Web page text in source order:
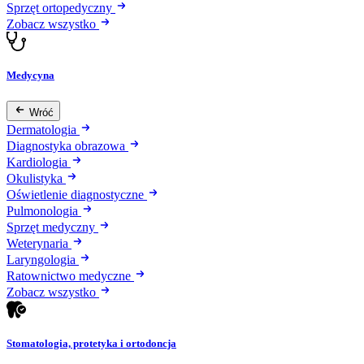
Sprzęt ortopedyczny
Zobacz wszystko
Medycyna
Wróć
Dermatologia
Diagnostyka obrazowa
Kardiologia
Okulistyka
Oświetlenie diagnostyczne
Pulmonologia
Sprzęt medyczny
Weterynaria
Laryngologia
Ratownictwo medyczne
Zobacz wszystko
Stomatologia, protetyka i ortodoncja